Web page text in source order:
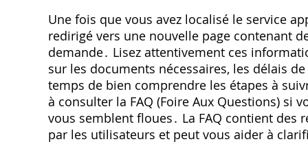
Une fois que vous avez localisé le service
redirigé vers une nouvelle page contenant
demande․ Lisez attentivement ces
sur les documents nécessaires, les délais
temps de bien comprendre les étapes à
à consulter la FAQ (Foire Aux Questions) si
vous semblent floues․ La FAQ contient
par les utilisateurs et peut vous aider à